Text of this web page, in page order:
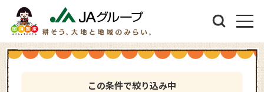
この条件で絞り込み中